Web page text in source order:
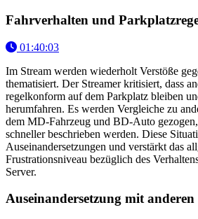
Fahrverhalten und
01:40:03
Im Stream werden wiederholt Verstöße
thematisiert. Der Streamer kritisiert, dass
regelkonform auf dem Parkplatz bleiben
herumfahren. Es werden Vergleiche zu
dem MD-Fahrzeug und BD-Auto
schneller beschrieben werden. Diese
Auseinandersetzungen und verstärkt das
Frustrationsniveau bezüglich des
Server.
Auseinandersetzung mit anderen